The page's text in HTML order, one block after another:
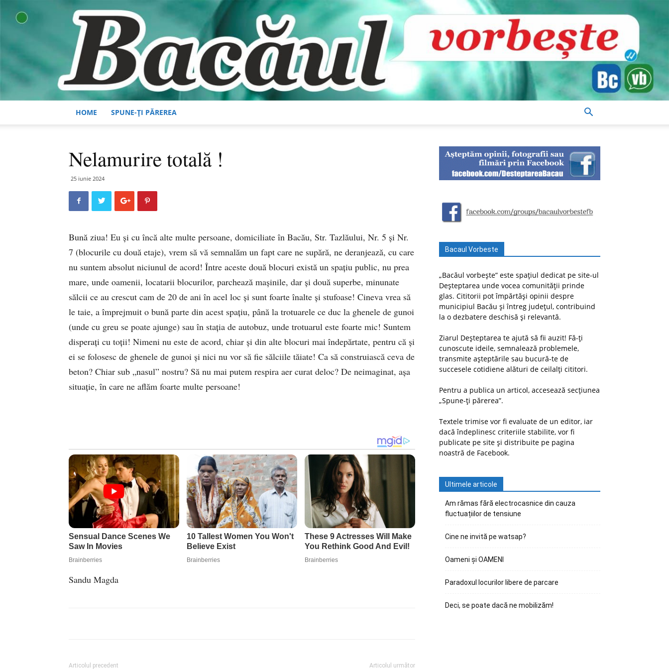
HOME SPUNE-ȚI PĂREREA
Nelamurire totală !
25 iunie 2024
Bună ziua! Eu și cu încă alte multe persoane, domiciliate în Bacău, Str. Tazlăului, Nr. 5 și Nr.
7 (blocurile cu două etaje), vrem să vă semnalăm un fapt care ne supără, ne deranjează, cu care
nu suntem absolut niciunul de acord! Între aceste două blocuri există un spațiu public, nu prea
mare, unde oamenii, locatarii blocurilor, parchează mașinile, dar și două superbe, minunate
sălcii ce au crescut cam de 20 de ani în acel loc și sunt foarte înalte și stufoase! Cineva vrea să
le taie, a împrejmuit o bună parte din acest spațiu, până la trotuarele ce duc la ghenele de gunoi
(unde cu greu se poate ajunge) sau în stația de autobuz, unde trotuarul este foarte mic! Suntem
disperați cu toții! Nimeni nu este de acord, chiar și din alte blocuri mai îndepărtate, pentru că și
ei se folosesc de ghenele de gunoi și nici nu vor să fie sălciile tăiate! Ca să construiască ceva de
beton? Chiar sub „nasul” nostru? Să nu mai putem respira aer curat deloc? De neimaginat, așa
situație, în care ne aflăm foarte multe persoane!
Sandu Magda
Articolul precedent Articolul următor
Bacaul Vorbeste
„Bacăul vorbește” este spațiul dedicat pe site-ul
Deșteptarea unde vocea comunității prinde
glas. Cititorii pot împărtăși opinii despre
municipiul Bacău și întreg județul, contribuind
la o dezbatere deschisă și relevantă.
Ziarul Deșteptarea te ajută să fii auzit! Fă-ți
cunoscute ideile, semnalează problemele,
transmite așteptările sau bucură-te de
succesele cotidiene alături de ceilalți cititori.
Pentru a publica un articol, accesează secțiunea
„Spune-ți părerea”.
Textele trimise vor fi evaluate de un editor, iar
dacă îndeplinesc criteriile stabilite, vor fi
publicate pe site și distribuite pe pagina
noastră de Facebook.
Ultimele articole
Am rămas fără electrocasnice din cauza
fluctuațiilor de tensiune
Cine ne invită pe watsap?
Oameni și OAMENI
Paradoxul locurilor libere de parcare
Deci, se poate dacă ne mobilizăm!